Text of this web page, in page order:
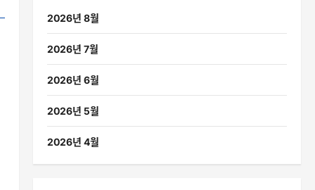
2026년 8월
2026년 7월
2026년 6월
2026년 5월
2026년 4월